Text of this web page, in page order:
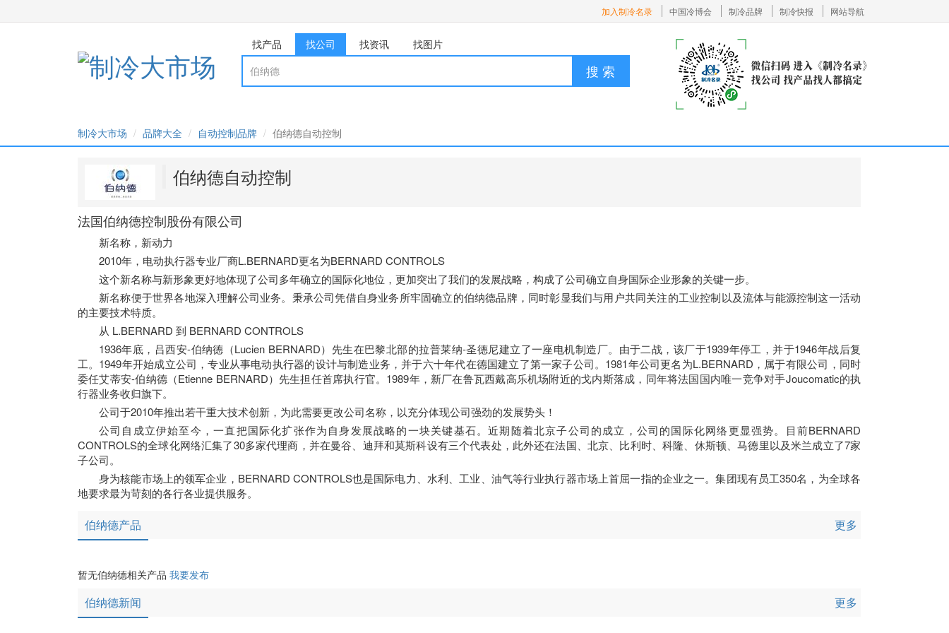
加入制冷名录 中国冷博会 制冷品牌 制冷快报 网站导航
找产品 找公司 找资讯 找图片
搜 索
制冷大市场 品牌大全 自动控制品牌 伯纳德自动控制
伯纳德自动控制
法国伯纳德控制股份有限公司
新名称，新动力
2010年，电动执行器专业厂商L.BERNARD更名为BERNARD CONTROLS
这个新名称与新形象更好地体现了公司多年确立的国际化地位，更加突出了我们的发展战略，构成了公司确立自身国际企业形象的关键一步。
新名称便于世界各地深入理解公司业务。秉承公司凭借自身业务所牢固确立的伯纳德品牌，同时彰显我们与用户共同关注的工业控制以及流体与能源控制这一活动
的主要技术特质。
从 L.BERNARD 到 BERNARD CONTROLS
1936年底，吕西安-伯纳德（Lucien BERNARD）先生在巴黎北部的拉普莱纳-圣德尼建立了一座电机制造厂。由于二战，该厂于1939年停工，并于1946年战后复
工。1949年开始成立公司，专业从事电动执行器的设计与制造业务，并于六十年代在德国建立了第一家子公司。1981年公司更名为L.BERNARD，属于有限公司，同时
委任艾蒂安-伯纳德（Etienne BERNARD）先生担任首席执行官。1989年，新厂在鲁瓦西戴高乐机场附近的戈内斯落成，同年将法国国内唯一竞争对手Joucomatic的执
行器业务收归旗下。
公司于2010年推出若干重大技术创新，为此需要更改公司名称，以充分体现公司强劲的发展势头！
公司自成立伊始至今，一直把国际化扩张作为自身发展战略的一块关键基石。近期随着北京子公司的成立，公司的国际化网络更显强势。目前BERNARD
CONTROLS的全球化网络汇集了30多家代理商，并在曼谷、迪拜和莫斯科设有三个代表处，此外还在法国、北京、比利时、科隆、休斯顿、马德里以及米兰成立了7家
子公司。
身为核能市场上的领军企业，BERNARD CONTROLS也是国际电力、水利、工业、油气等行业执行器市场上首屈一指的企业之一。集团现有员工350名，为全球各
地要求最为苛刻的各行各业提供服务。
伯纳德产品 更多
暂无伯纳德相关产品 我要发布
伯纳德新闻 更多